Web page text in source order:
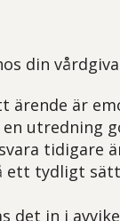
din
är
utredning
tidigare
ett tydligt
det in i